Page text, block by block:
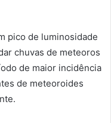
pico de luminosidade
chuvas de meteoros
de maior incidência
de meteoroides